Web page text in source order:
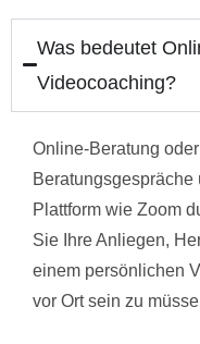
Was bedeutet
Videocoaching?
Online-Beratung
Plattform wie Zoom
Sie Ihre Anliegen,
einem persönlichen
vor Ort sein zu